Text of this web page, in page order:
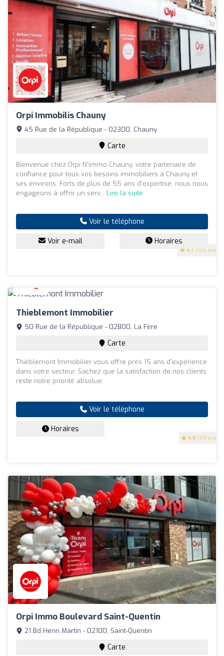
Orpi Immobilis Chauny
4.7 (106 avis)
45 Rue de la République - 02300, Chauny
Carte
Bienvenue chez Orpi N'immo Chauny, votre partenaire de
confiance pour tous vos besoins immobiliers à Chauny et
ses environs. Forts de plus de 55 ans d'expertise, nous nous
engageons à offrir un serv... Lire la suite
Voir le téléphone
Voir e-mail Horaires
Thieblemont Immobilier
4.6 (99 avis)
50 Rue de la République - 02800, La Fère
Carte
Thiéblemont Immobilier vous offre près 15 ans d'expérience
dans votre secteur. Sachez que la satisfaction de nos clients
reste notre priorité absolue.
Voir le téléphone
Horaires
Orpi Immo Boulevard Saint-Quentin
21 Bd Henri Martin - 02100, Saint-Quentin
Carte